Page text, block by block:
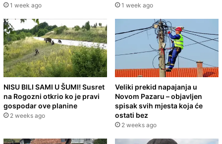
1 week ago 1 week ago
NISU BILI SAMI U ŠUMI! Susret
na Rogozni otkrio ko je pravi
gospodar ove planine
2 weeks ago
Veliki prekid napajanja u
Novom Pazaru – objavljen
spisak svih mjesta koja će
ostati bez
2 weeks ago